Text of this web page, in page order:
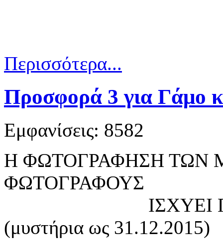
Περισσότερα...
Προσφορά 3 για Γάμο
Εμφανίσεις: 8582
Η ΦΩΤΟΓΡΑΦΗΣΗ ΤΩΝ
ΦΩΤΟΓΡΑΦΟΥΣ
ΙΣΧΥΕΙ ΓΙΑ
(μυστήρια ως 31.12.2015)